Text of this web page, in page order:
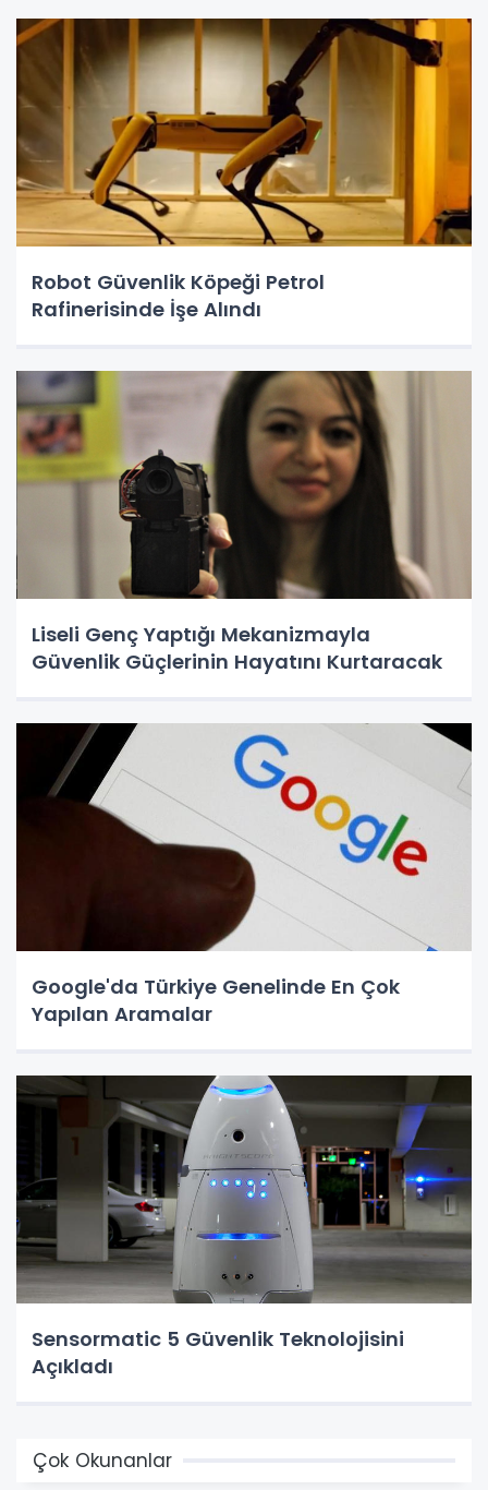
Robot Güvenlik Köpeği Petrol
Rafinerisinde İşe Alındı
Liseli Genç Yaptığı Mekanizmayla
Güvenlik Güçlerinin Hayatını Kurtaracak
Google'da Türkiye Genelinde En Çok
Yapılan Aramalar
Sensormatic 5 Güvenlik Teknolojisini
Açıkladı
Çok Okunanlar